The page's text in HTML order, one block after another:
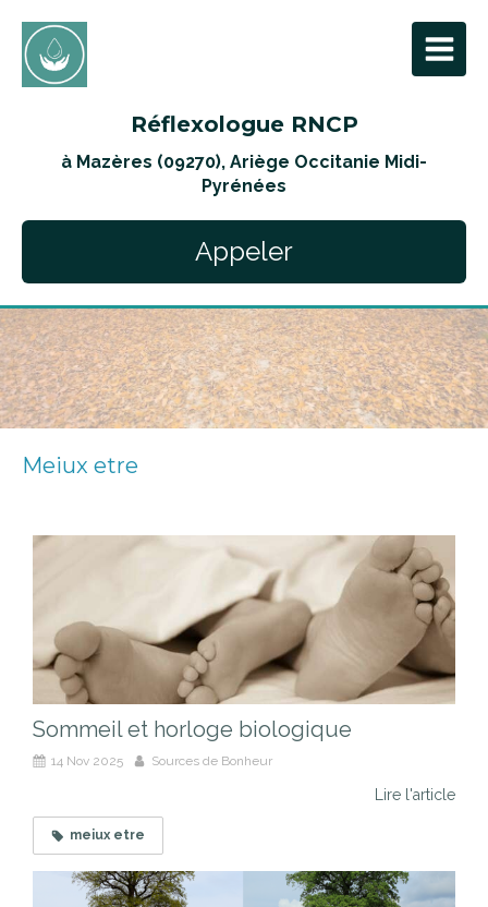
Réflexologue RNCP
à Mazères (09270), Ariège Occitanie Midi-
Pyrénées
Appeler
Meiux etre
Sommeil et horloge biologique
14 Nov 2025 Sources de Bonheur
Lire l'article
meiux etre